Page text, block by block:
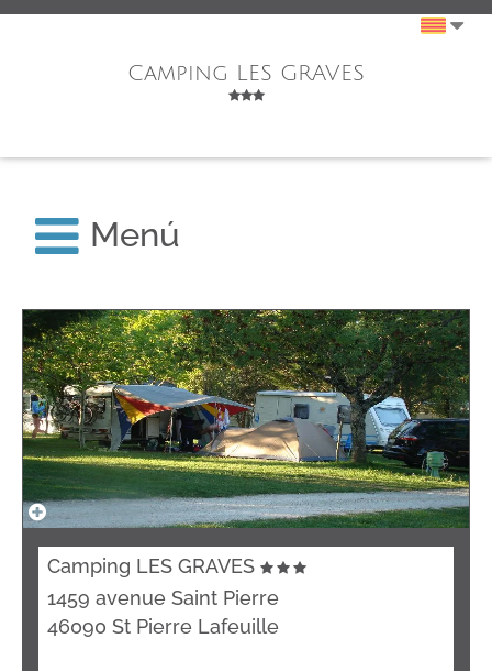
Camping LES GRAVES
Menú
Camping LES GRAVES
1459 avenue Saint Pierre
46090 St Pierre Lafeuille